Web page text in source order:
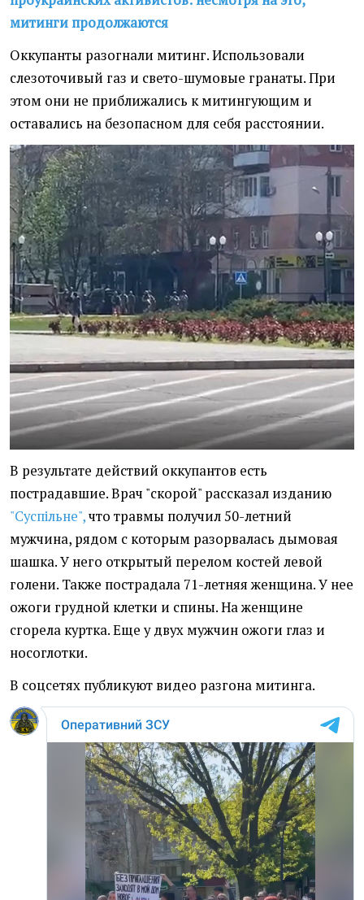
митинги продолжаются
Оккупанты разогнали митинг. Использовали
слезоточивый газ и свето-шумовые гранаты. При
этом они не приближались к митингующим и
оставались на безопасном для себя расстоянии.
В результате действий оккупантов есть
пострадавшие. Врач "скорой" рассказал изданию
"Суспільне",что травмы получил 50-летний
мужчина, рядом с которым разорвалась дымовая
шашка. У него открытый перелом костей левой
голени. Также пострадала 71-летняя женщина. У нее
ожоги грудной клетки и спины. На женщине
сгорела куртка. Еще у двух мужчин ожоги глаз и
носоглотки.
В соцсетях публикуют видео разгона митинга.